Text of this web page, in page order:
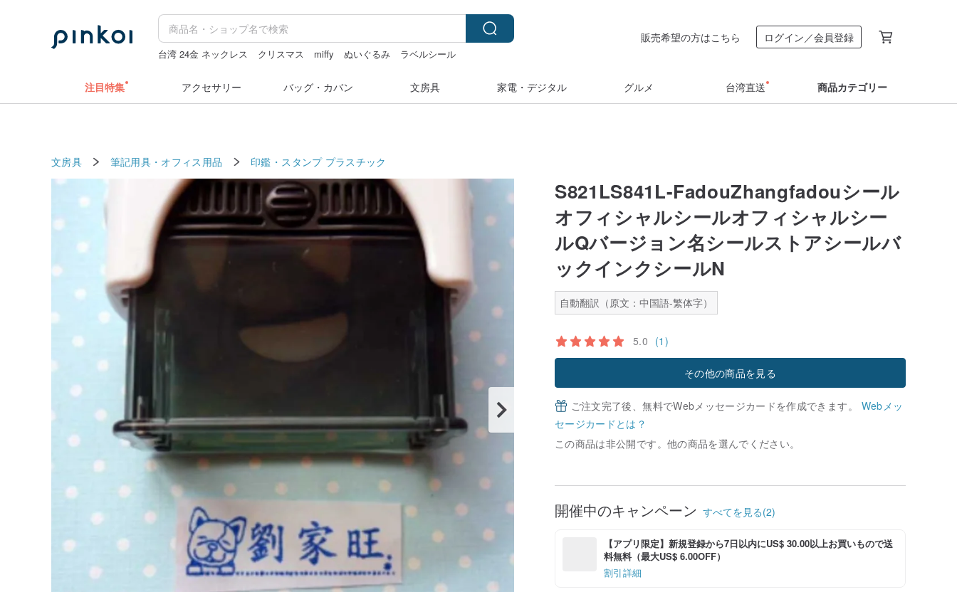
台湾 24金 ネックレス クリスマス miffy ぬいぐるみ
ラベルシール
販売希望の方はこちら ログイン／会員登録
注目特集 アクセサリー バッグ・カバン 文房具 家電・デジタル グルメ 台湾直送 商品カテゴリー
文房具 筆記用具・オフィス用品 印鑑・スタンプ プラスチック
S821LS841L-FadouZhangfadouシール
オフィシャルシールオフィシャルシー
ルQバージョン名シールストアシールバ
ックインクシールN
自動翻訳（原文：中国語-繁体字）
5.0 (1)
その他の商品を見る
ご注文完了後、無料でWebメッセージカードを作成できます。 Webメッ
セージカードとは？
この商品は非公開です。他の商品を選んでください。
開催中のキャンペーン すべてを見る(2)
【アプリ限定】新規登録から7日以内にUS$ 30.00以上お買いもので送
料無料（最大US$ 6.00OFF）
割引詳細